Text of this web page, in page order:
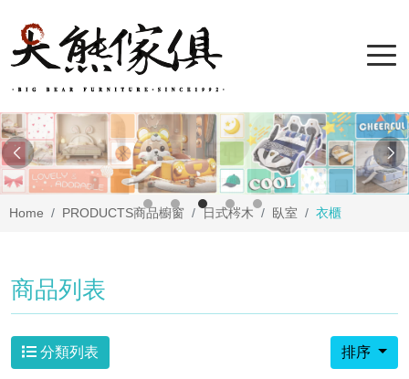
Home PRODUCTS商品櫥窗 日式梣木 臥室 衣櫃
商品列表
分類列表 排序